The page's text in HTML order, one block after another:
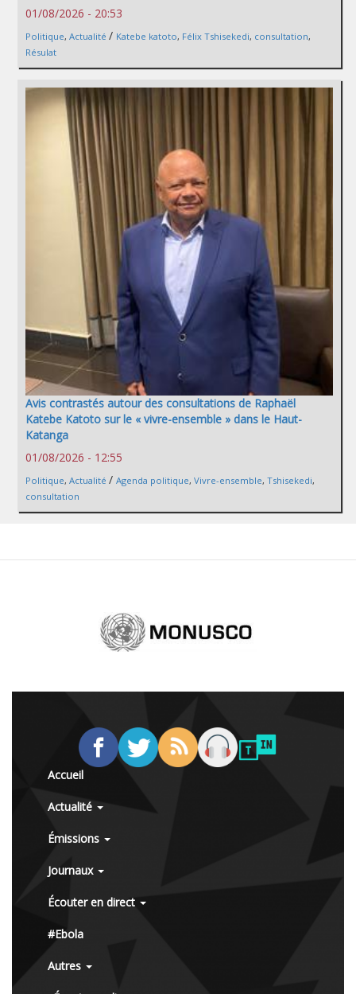
01/08/2026 - 20:53
Politique, Actualité / Katebe katoto, Félix Tshisekedi, consultation,
Résulat
Avis contrastés autour des consultations de Raphaël
Katebe Katoto sur le « vivre-ensemble » dans le Haut-
Katanga
01/08/2026 - 12:55
Politique, Actualité / Agenda politique, Vivre-ensemble, Tshisekedi,
consultation
Accueil
Actualité
Émissions
Journaux
Écouter en direct
#Ebola
Autres